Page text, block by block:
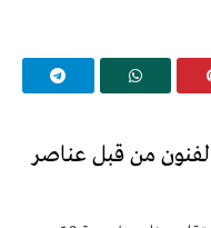
الفنون من قبل عناصر